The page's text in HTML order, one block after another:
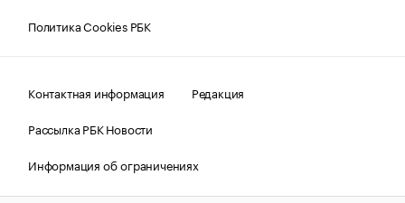
Политика Cookies РБК
Контактная информация
Редакция
Рассылка РБК Новости
Информация об ограничениях